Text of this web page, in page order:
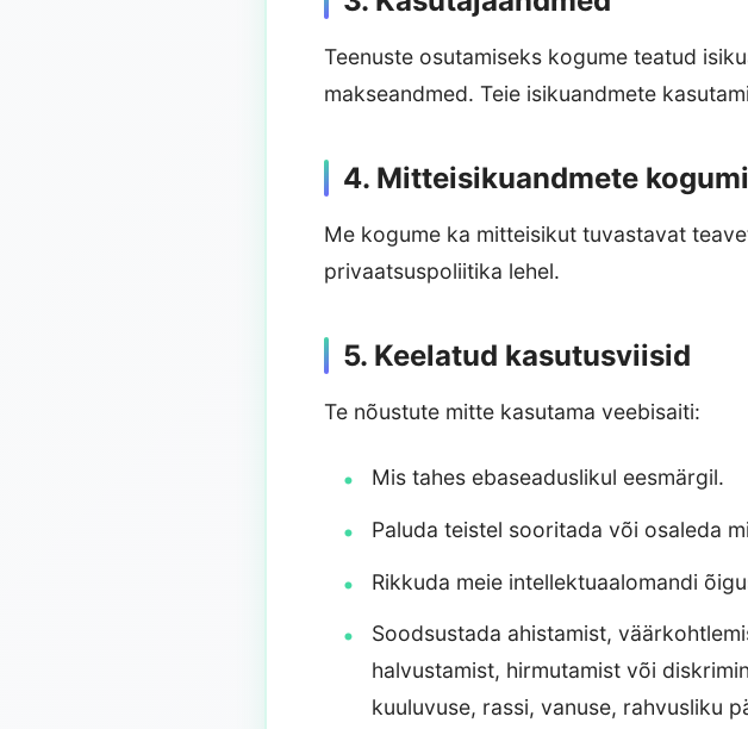
Teenuste osutamiseks kogume teatud
makseandmed. Teie isikuandmete
4. Mitteisikuandmete
Me kogume ka mitteisikut tuvastavat
privaatsuspoliitika lehel.
5. Keelatud kasutusviisid
Te nõustute mitte kasutama veebisaiti:
Mis tahes ebaseaduslikul eesmärgil.
Paluda teistel sooritada või osaleda
Rikkuda meie intellektuaalomandi
Soodsustada ahistamist,
halvustamist, hirmutamist või
kuuluvuse, rassi, vanuse, rahvusliku